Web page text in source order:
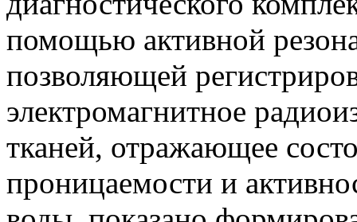
помощью активной
позволяющей
электромагнитное
тканей, отражающее
проницаемости и